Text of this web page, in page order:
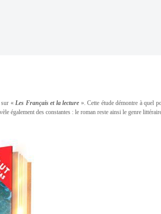
sur «Les Français et la lecture ». Cette étude démontre à quel
également des constantes : le roman reste ainsi le genre